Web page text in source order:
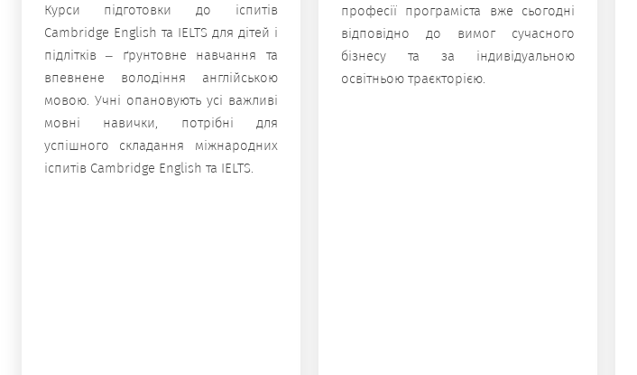
Курси підготовки до іспитів
Cambridge English та IELTS для дітей і
підлітків – ґрунтовне навчання та
впевнене володіння англійською
мовою. Учні опановують усі важливі
мовні навички, потрібні для
успішного складання міжнародних
іспитів Cambridge English та IELTS.
професії програміста вже сьогодні
відповідно до вимог сучасного
бізнесу та за індивідуальною
освітньою траєкторією.